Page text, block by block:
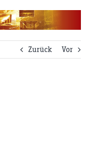
Zurück
Vor